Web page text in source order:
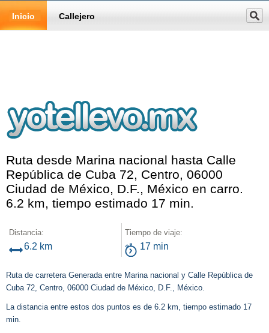
Inicio Callejero
Ruta desde Marina nacional hasta Calle
República de Cuba 72, Centro, 06000
Ciudad de México, D.F., México en carro.
6.2 km, tiempo estimado 17 min.
Distancia:
6.2 km
Tiempo de viaje:
17 min
Ruta de carretera Generada entre Marina nacional y Calle República de
Cuba 72, Centro, 06000 Ciudad de México, D.F., México.
La distancia entre estos dos puntos es de 6.2 km, tiempo estimado 17
min.